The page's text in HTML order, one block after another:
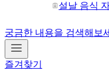
설날 음식
궁금한 내용을 검색해보
즐겨찾기